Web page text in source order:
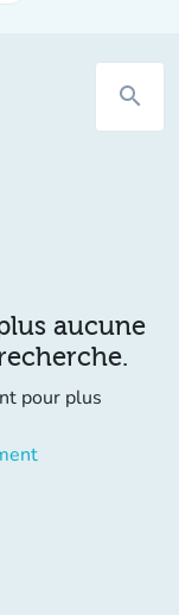
search
aucune
pour plus